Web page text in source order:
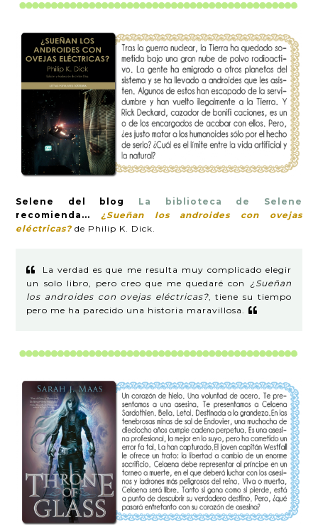
Selene del blog La biblioteca de Selene
recomienda...
¿Sueñan los androides con ovejas
eléctricas? de Philip K. Dick.
La verdad es que me resulta muy complicado elegir
un solo libro, pero creo que me quedaré con ¿Sueñan
los androides con ovejas eléctricas?, tiene su tiempo
pero me ha parecido una historia maravillosa.